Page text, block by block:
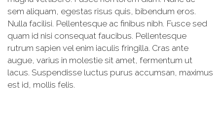
sem aliquam, egestas risus quis, bibendum eros.
Nulla facilisi. Pellentesque ac finibus nibh. Fusce sed
quam id nisi consequat faucibus. Pellentesque
rutrum sapien vel enim iaculis fringilla. Cras ante
augue, varius in molestie sit amet, fermentum ut
lacus. Suspendisse luctus purus accumsan, maximus
est id, mollis felis.